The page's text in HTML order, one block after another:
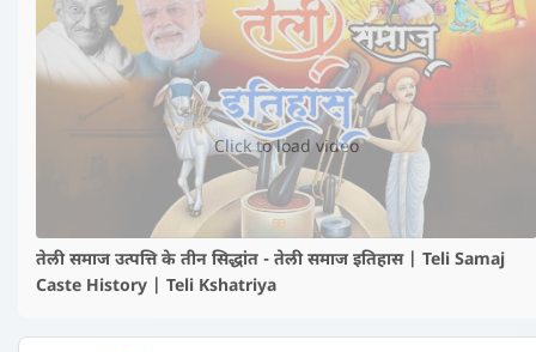
▶️
Click to load video
तेली समाज उत्पत्ति के तीन सिद्धांत - तेली समाज इतिहास | Teli Samaj
Caste History | Teli Kshatriya